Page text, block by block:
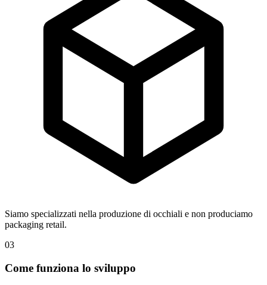
Siamo specializzati nella produzione di occhiali e non produciamo
packaging retail.
03
Come funziona lo sviluppo